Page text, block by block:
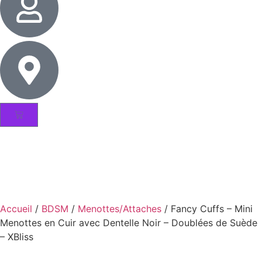
Accueil / BDSM / Menottes/Attaches / Fancy Cuffs – Mini
Menottes en Cuir avec Dentelle Noir – Doublées de Suède
– XBliss